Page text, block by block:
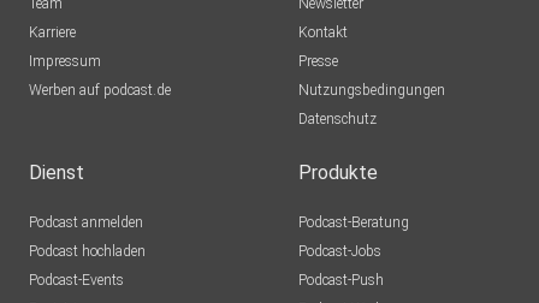
Team
Karriere
Impressum
Werben auf podcast.de
Newsletter
Kontakt
Presse
Nutzungsbedingungen
Datenschutz
Dienst
Podcast anmelden
Podcast hochladen
Podcast-Events
Produkte
Podcast-Beratung
Podcast-Jobs
Podcast-Push